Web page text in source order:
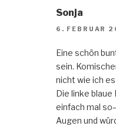
Sonja
6. FEBRUAR
Eine schön
sein.
nicht wie ich
Die linke
einfach mal
Augen und